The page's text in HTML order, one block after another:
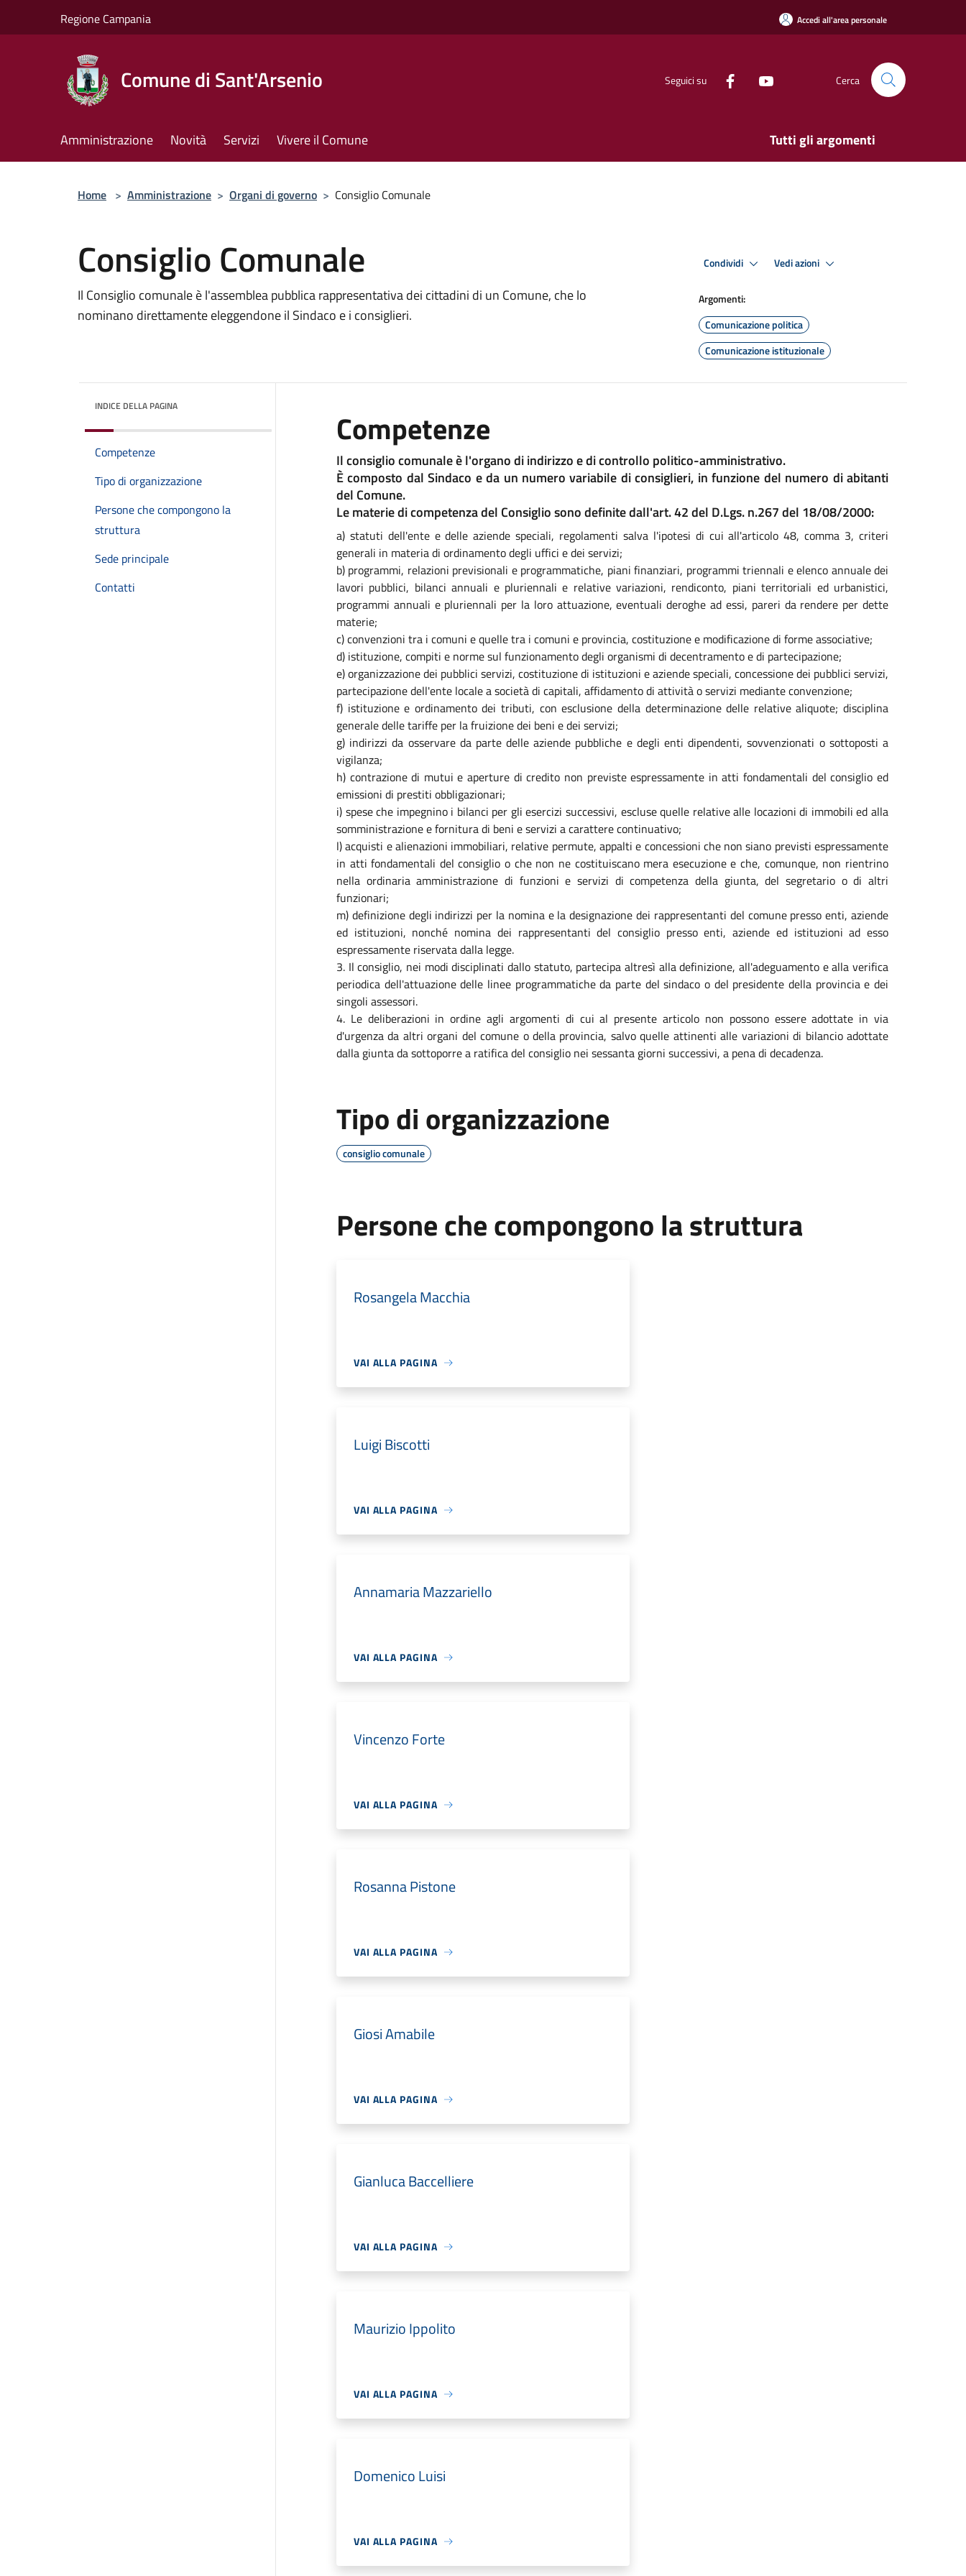
Regione Campania Accedi all'area personale
Comune di Sant'Arsenio Seguici su Cerca
Amministrazione Novità Servizi Vivere il Comune Tutti gli argomenti
Home > Amministrazione > Organi di governo > Consiglio Comunale
Consiglio Comunale
Il Consiglio comunale è l'assemblea pubblica rappresentativa dei cittadini di un Comune, che lo
nominano direttamente eleggendone il Sindaco e i consiglieri.
Condividi Vedi azioni
Argomenti:
Comunicazione politica
Comunicazione istituzionale
INDICE DELLA PAGINA
Competenze
Tipo di organizzazione
Persone che compongono la
struttura
Sede principale
Contatti
Competenze
Il consiglio comunale è l'organo di indirizzo e di controllo politico-amministrativo.
È composto dal Sindaco e da un numero variabile di consiglieri, in funzione del numero di abitanti
del Comune.
Le materie di competenza del Consiglio sono definite dall'art. 42 del D.Lgs. n.267 del 18/08/2000:
a) statuti dell'ente e delle aziende speciali, regolamenti salva l'ipotesi di cui all'articolo 48, comma 3, criteri
generali in materia di ordinamento degli uffici e dei servizi;
b) programmi, relazioni previsionali e programmatiche, piani finanziari, programmi triennali e elenco annuale dei
lavori pubblici, bilanci annuali e pluriennali e relative variazioni, rendiconto, piani territoriali ed urbanistici,
programmi annuali e pluriennali per la loro attuazione, eventuali deroghe ad essi, pareri da rendere per dette
materie;
c) convenzioni tra i comuni e quelle tra i comuni e provincia, costituzione e modificazione di forme associative;
d) istituzione, compiti e norme sul funzionamento degli organismi di decentramento e di partecipazione;
e) organizzazione dei pubblici servizi, costituzione di istituzioni e aziende speciali, concessione dei pubblici servizi,
partecipazione dell'ente locale a società di capitali, affidamento di attività o servizi mediante convenzione;
f) istituzione e ordinamento dei tributi, con esclusione della determinazione delle relative aliquote; disciplina
generale delle tariffe per la fruizione dei beni e dei servizi;
g) indirizzi da osservare da parte delle aziende pubbliche e degli enti dipendenti, sovvenzionati o sottoposti a
vigilanza;
h) contrazione di mutui e aperture di credito non previste espressamente in atti fondamentali del consiglio ed
emissioni di prestiti obbligazionari;
i) spese che impegnino i bilanci per gli esercizi successivi, escluse quelle relative alle locazioni di immobili ed alla
somministrazione e fornitura di beni e servizi a carattere continuativo;
l) acquisti e alienazioni immobiliari, relative permute, appalti e concessioni che non siano previsti espressamente
in atti fondamentali del consiglio o che non ne costituiscano mera esecuzione e che, comunque, non rientrino
nella ordinaria amministrazione di funzioni e servizi di competenza della giunta, del segretario o di altri
funzionari;
m) definizione degli indirizzi per la nomina e la designazione dei rappresentanti del comune presso enti, aziende
ed istituzioni, nonché nomina dei rappresentanti del consiglio presso enti, aziende ed istituzioni ad esso
espressamente riservata dalla legge.
3. Il consiglio, nei modi disciplinati dallo statuto, partecipa altresì alla definizione, all'adeguamento e alla verifica
periodica dell'attuazione delle linee programmatiche da parte del sindaco o del presidente della provincia e dei
singoli assessori.
4. Le deliberazioni in ordine agli argomenti di cui al presente articolo non possono essere adottate in via
d'urgenza da altri organi del comune o della provincia, salvo quelle attinenti alle variazioni di bilancio adottate
dalla giunta da sottoporre a ratifica del consiglio nei sessanta giorni successivi, a pena di decadenza.
Tipo di organizzazione
consiglio comunale
Persone che compongono la struttura
Rosangela Macchia
VAI ALLA PAGINA
Luigi Biscotti
VAI ALLA PAGINA
Annamaria Mazzariello
VAI ALLA PAGINA
Vincenzo Forte
VAI ALLA PAGINA
Rosanna Pistone
VAI ALLA PAGINA
Giosi Amabile
VAI ALLA PAGINA
Gianluca Baccelliere
VAI ALLA PAGINA
Maurizio Ippolito
VAI ALLA PAGINA
Domenico Luisi
VAI ALLA PAGINA